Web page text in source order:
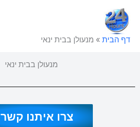
לתוכן
דף הבית » מנעולן בבית ינאי
מנעולן בבית ינאי
צרו איתנו קשר